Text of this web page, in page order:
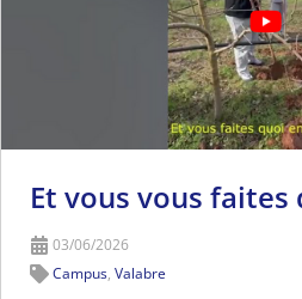
Et vous vous faites
03/06/2026
Campus,Valabre